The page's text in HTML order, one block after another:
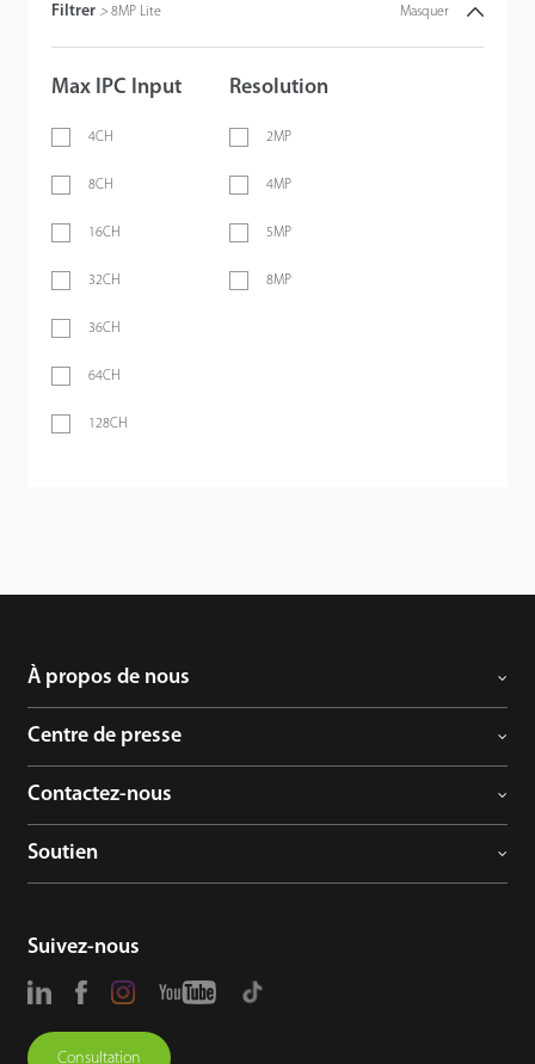
Filtrer > 8MP Lite Masquer
Max IPC Input
4CH
8CH
16CH
32CH
36CH
64CH
128CH
Resolution
2MP
4MP
5MP
8MP
À propos de nous
Centre de presse
Contactez-nous
Soutien
Suivez-nous
Consultation